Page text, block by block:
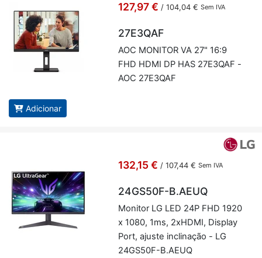
127,97 € / 104,04 € Sem IVA
27E3QAF
AOC MO­NITOR VA 27" 16:9
FHD HDMI DP HAS 27E3QAF -
AOC 27E3QAF
Adicionar
132,15 € / 107,44 € Sem IVA
24GS50F-B.AEUQ
Mo­nitor LG LED 24P FHD 1920
x 1080, 1ms, 2xHDMI, Dis­play
Port, ajuste in­cli­nação - LG
24GS50F-B.AEUQ